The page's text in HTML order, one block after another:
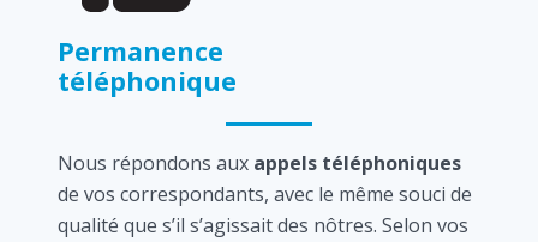
Permanence
téléphonique
Nous répondons aux appels téléphoniques
de vos correspondants, avec le même souci de
qualité que s’il s’agissait des nôtres. Selon vos